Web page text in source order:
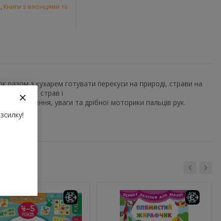
, Книги з віконцями та
разом з кухарем готувати перекуси на природі, страви на
страв і
мовлення, уваги та дрібної моторики пальців рук.